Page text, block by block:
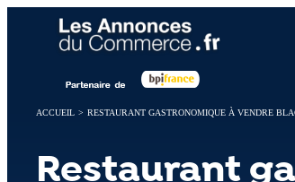
ACCUEIL > RESTAURANT GASTRONOMIQUE À VENDRE
Restaurant
Panneau de gestion des cookies